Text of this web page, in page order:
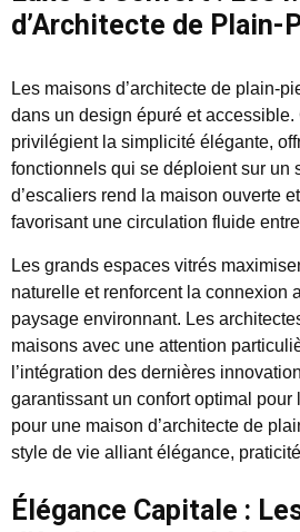
d’Architecte de Plain-
Les maisons d’architecte de plain-
dans un design épuré et
privilégient la simplicité élégante,
fonctionnels qui se déploient sur un
d’escaliers rend la maison ouverte
favorisant une circulation fluide
Les grands espaces vitrés
naturelle et renforcent la connexion
paysage environnant. Les
maisons avec une attention
l’intégration des dernières
garantissant un confort optimal pour
pour une maison d’architecte de
style de vie alliant élégance,
Élégance Capitale :